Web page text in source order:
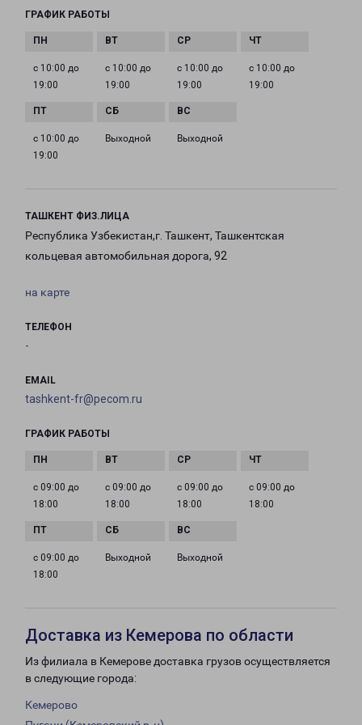
ГРАФИК РАБОТЫ
с 10:00 до
19:00
с 10:00 до
19:00
с 10:00 до
19:00
с 10:00 до
19:00
с 10:00 до
19:00
Выходной Выходной
ТАШКЕНТ ФИЗ.ЛИЦА
Республика Узбекистан,г. Ташкент, Ташкентская
кольцевая автомобильная дорога, 92
на карте
ТЕЛЕФОН
-
EMAIL
tashkent-fr@pecom.ru
ГРАФИК РАБОТЫ
с 09:00 до
18:00
с 09:00 до
18:00
с 09:00 до
18:00
с 09:00 до
18:00
с 09:00 до
18:00
Выходной Выходной
Доставка из Кемерова по области
Из филиала в Кемерове доставка грузов осуществляется
в следующие города:
Кемерово